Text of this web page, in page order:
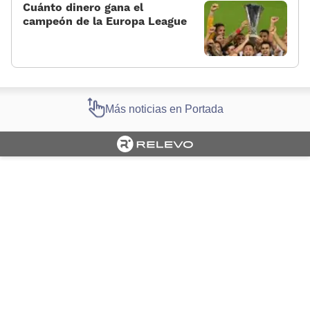
Cuánto dinero gana el
campeón de la Europa League
Más noticias en Portada